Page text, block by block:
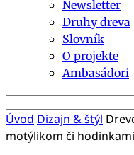
Newsletter
Druhy dreva
Slovník
O projekte
Ambasádori
Úvod Dizajn & štýl
motýlikom či hodinkami